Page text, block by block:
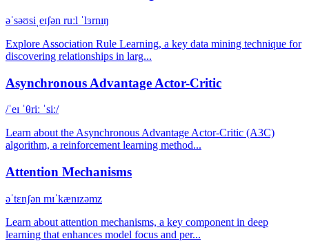
əˈsəʊsiˌeɪʃən ruːl ˈlɜrnɪŋ
Explore Association Rule Learning, a key data mining technique for
discovering relationships in larg...
Asynchronous Advantage Actor-Critic
/ˈeɪ ˈθriː ˈsiː/
Learn about the Asynchronous Advantage Actor-Critic (A3C)
algorithm, a reinforcement learning method...
Attention Mechanisms
əˈtɛnʃən mɪˈkænɪzəmz
Learn about attention mechanisms, a key component in deep
learning that enhances model focus and per...